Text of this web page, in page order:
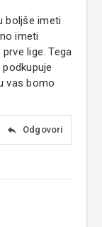
boljše imeti
imeti
lige. Tega
vas bomo
reply Odgovori